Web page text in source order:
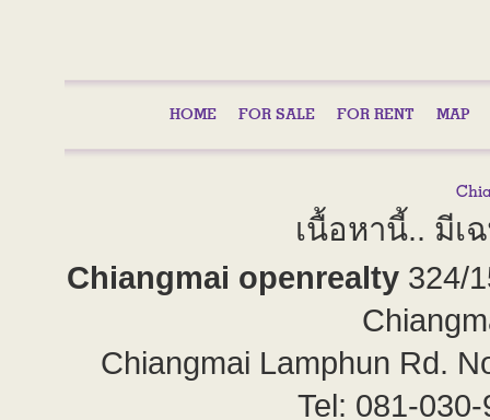
HOME FOR SALE FOR RENT MAP
เนื้อหานี้.. มีเ
Chiangmai openrealty324/
Chiangmai Lamphun Rd.
Tel: 081-